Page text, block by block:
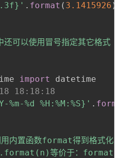
. format ( 3.1415926 )
可以使用冒号指定其它格式
import
18:18:18
%m-%d %H:%M:%S}' . format
内置函数format得到格式化字
等价于：